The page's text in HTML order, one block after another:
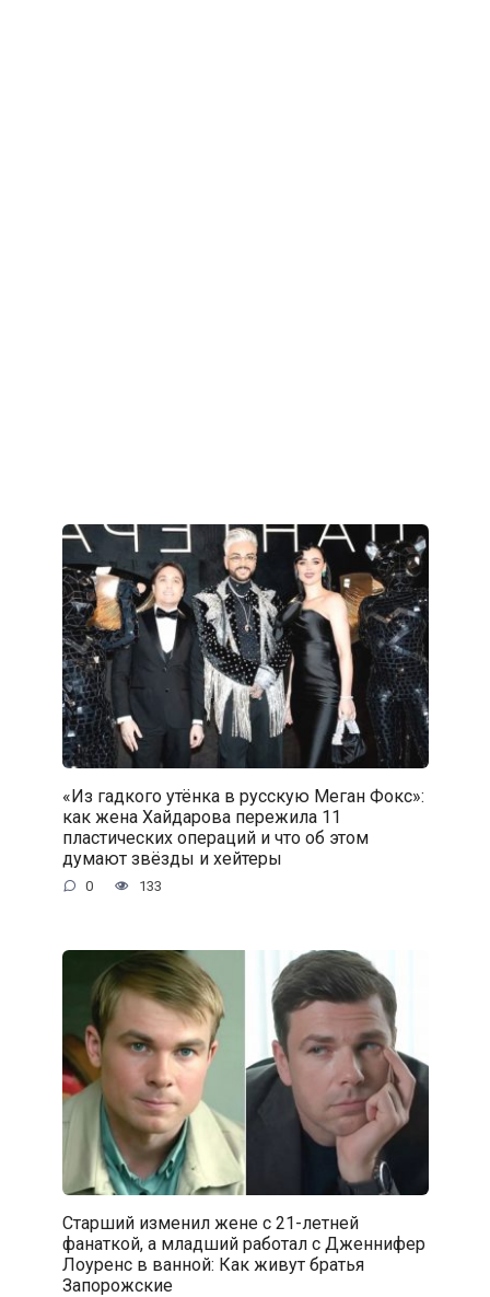
«Из гадкого утёнка в русскую Меган Фокс»:
как жена Хайдарова пережила 11
пластических операций и что об этом
думают звёзды и хейтеры
0 133
Старший изменил жене с 21-летней
фанаткой, а младший работал с Дженнифер
Лоуренс в ванной: Как живут братья
Запорожские